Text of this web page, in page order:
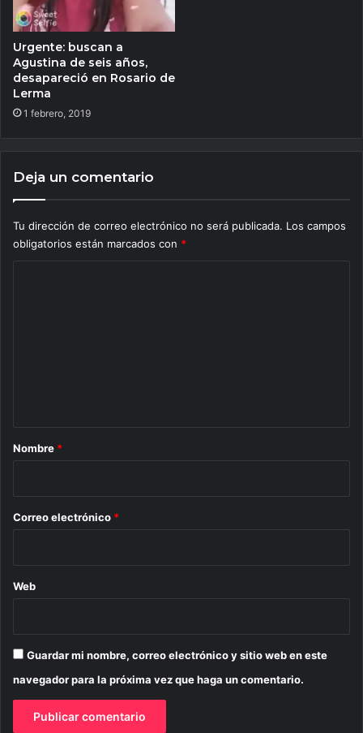
Urgente: buscan a
Agustina de seis años,
desapareció en Rosario de
Lerma
1 febrero, 2019
Deja un comentario
Tu dirección de correo electrónico no será publicada. Los campos
obligatorios están marcados con *
r
*
Nombre *
Correo electrónico *
Web
Guardar mi nombre, correo electrónico y sitio web en este
navegador para la próxima vez que haga un comentario.